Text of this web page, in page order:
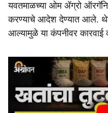
यवतमाळच्या ओम ॲग्रो
करण्याचे आदेश देण्यात आले.
आल्यामुळे या कंपनीवर